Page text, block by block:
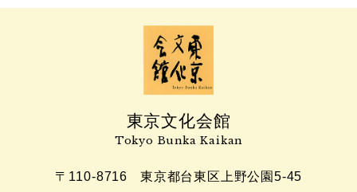
東京文化会館
Tokyo Bunka Kaikan
〒110-8716 東京都台東区上野公園5-45